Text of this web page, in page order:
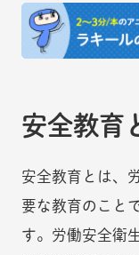
安全教育
安全教育とは、
要な教育のこと
す。労働安全衛